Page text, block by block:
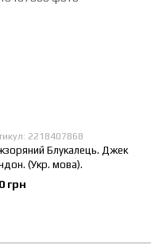
2218407868
Блукалець. Джек
(Укр. мова).
грн